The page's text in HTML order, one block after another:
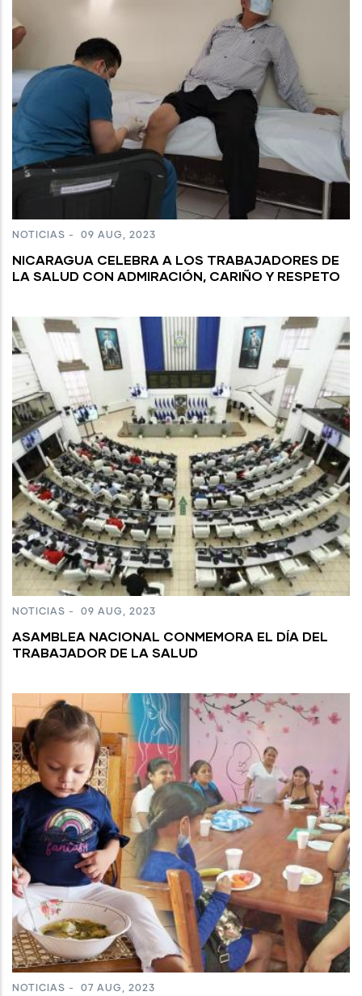
NOTICIAS - 09 AUG, 2023
NICARAGUA CELEBRA A LOS TRABAJADORES DE
LA SALUD CON ADMIRACIÓN, CARIÑO Y RESPETO
NOTICIAS - 09 AUG, 2023
ASAMBLEA NACIONAL CONMEMORA EL DÍA DEL
TRABAJADOR DE LA SALUD
NOTICIAS - 07 AUG, 2023